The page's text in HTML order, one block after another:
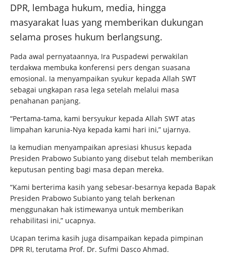
DPR, lembaga hukum, media, hingga
masyarakat luas yang memberikan dukungan
selama proses hukum berlangsung.
Pada awal pernyataannya, Ira Puspadewi perwakilan
terdakwa membuka konferensi pers dengan suasana
emosional. Ia menyampaikan syukur kepada Allah SWT
sebagai ungkapan rasa lega setelah melalui masa
penahanan panjang.
“Pertama-tama, kami bersyukur kepada Allah SWT atas
limpahan karunia-Nya kepada kami hari ini,” ujarnya.
Ia kemudian menyampaikan apresiasi khusus kepada
Presiden Prabowo Subianto yang disebut telah memberikan
keputusan penting bagi masa depan mereka.
“Kami berterima kasih yang sebesar-besarnya kepada Bapak
Presiden Prabowo Subianto yang telah berkenan
menggunakan hak istimewanya untuk memberikan
rehabilitasi ini,” ucapnya.
Ucapan terima kasih juga disampaikan kepada pimpinan
DPR RI, terutama Prof. Dr. Sufmi Dasco Ahmad.